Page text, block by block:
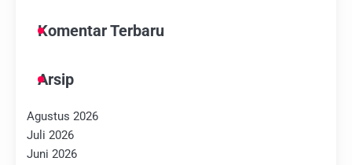
Komentar Terbaru
Arsip
Agustus 2026
Juli 2026
Juni 2026